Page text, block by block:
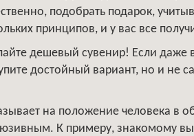
подобрать подарок,
принципов, и у вас все
дешевый сувенир! Если даже
достойный вариант, но и не
на положение человека в
К примеру, знакомому